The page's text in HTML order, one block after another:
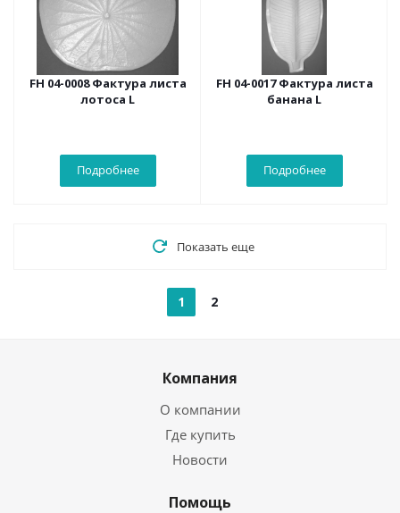
FH 04-0008 Фактура листа
лотоса L
Подробнее
FH 04-0017 Фактура листа
банана L
Подробнее
Показать еще
1 2
Компания
О компании
Где купить
Новости
Помощь